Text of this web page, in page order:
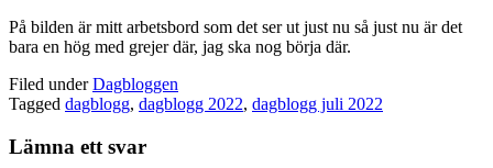
På bilden är mitt arbetsbord som det ser ut just nu så just nu är det
bara en hög med grejer där, jag ska nog börja där.
Filed underDagbloggen
Tagged dagblogg, dagblogg 2022, dagblogg juli 2022
Lämna ett svar